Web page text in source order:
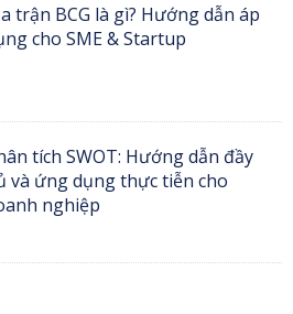
trận BCG là gì? Hướng dẫn áp
cho SME & Startup
tích SWOT: Hướng dẫn đầy
và ứng dụng thực tiễn cho
nghiệp